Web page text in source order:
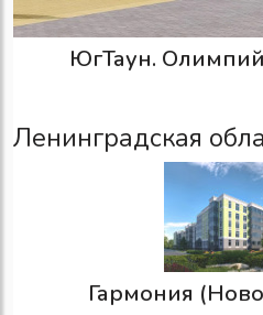
ЮгТаун.
Ленинградская
Гармония